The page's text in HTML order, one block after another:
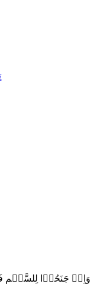
وَاِنۡ جَنَحُوۡا لِلسَّلۡمِ